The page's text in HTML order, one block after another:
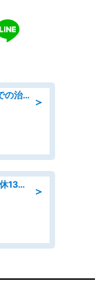
＞
「土日祝休み」未経験OK医療機関での治験コーディネーターのお仕事
＞
一般事務・OA事務/残業基本なし年休130日社保完備の一般・調達事務